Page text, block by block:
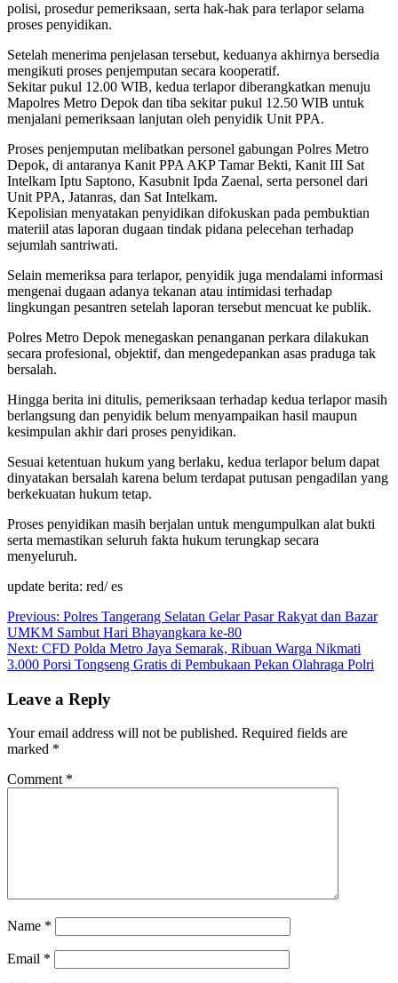
polisi, prosedur pemeriksaan, serta hak-hak para terlapor selama
proses penyidikan.
Setelah menerima penjelasan tersebut, keduanya akhirnya bersedia
mengikuti proses penjemputan secara kooperatif.
Sekitar pukul 12.00 WIB, kedua terlapor diberangkatkan menuju
Mapolres Metro Depok dan tiba sekitar pukul 12.50 WIB untuk
menjalani pemeriksaan lanjutan oleh penyidik Unit PPA.
Proses penjemputan melibatkan personel gabungan Polres Metro
Depok, di antaranya Kanit PPA AKP Tamar Bekti, Kanit III Sat
Intelkam Iptu Saptono, Kasubnit Ipda Zaenal, serta personel dari
Unit PPA, Jatanras, dan Sat Intelkam.
Kepolisian menyatakan penyidikan difokuskan pada pembuktian
materiil atas laporan dugaan tindak pidana pelecehan terhadap
sejumlah santriwati.
Selain memeriksa para terlapor, penyidik juga mendalami informasi
mengenai dugaan adanya tekanan atau intimidasi terhadap
lingkungan pesantren setelah laporan tersebut mencuat ke publik.
Polres Metro Depok menegaskan penanganan perkara dilakukan
secara profesional, objektif, dan mengedepankan asas praduga tak
bersalah.
Hingga berita ini ditulis, pemeriksaan terhadap kedua terlapor masih
berlangsung dan penyidik belum menyampaikan hasil maupun
kesimpulan akhir dari proses penyidikan.
Sesuai ketentuan hukum yang berlaku, kedua terlapor belum dapat
dinyatakan bersalah karena belum terdapat putusan pengadilan yang
berkekuatan hukum tetap.
Proses penyidikan masih berjalan untuk mengumpulkan alat bukti
serta memastikan seluruh fakta hukum terungkap secara
menyeluruh.
update berita: red/ es
Post
navigation
Previous: Polres Tangerang Selatan Gelar Pasar Rakyat dan Bazar
UMKM Sambut Hari Bhayangkara ke-80
Next: CFD Polda Metro Jaya Semarak, Ribuan Warga Nikmati
3.000 Porsi Tongseng Gratis di Pembukaan Pekan Olahraga Polri
Leave a Reply
Your email address will not be published. Required fields are
marked *
Comment *
Name *
Email *